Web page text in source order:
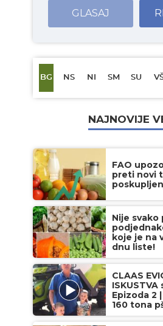
GLASAJ
BG NS NI SM SU
NAJNOVIJE
FAO
preti novi
Nije svako
koje je na
dnu liste!
CLAAS
ISKUSTVA
Epizoda 2
160 tona